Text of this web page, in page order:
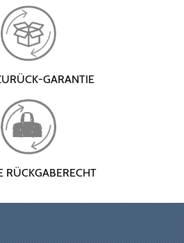
GARANTIE
RÜCKGABERECHT